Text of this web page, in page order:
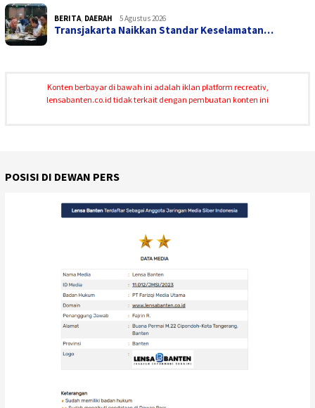
BERITA DAERAH 5 Agustus 2026
Transjakarta Naikkan Standar Keselamatan…
Konten berbayar di bawah ini adalah iklan platform recreativ,
lensabanten.co.id tidak terkait dengan pembuatan konten ini
POSISI DI DEWAN PERS